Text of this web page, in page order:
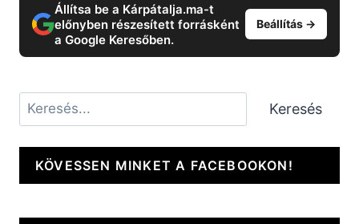
Állítsa be a Kárpátalja.ma-t
előnyben részesített forrásként
a Google Keresőben.
Beállítás →
Keresés Keresés
KÖVESSEN MINKET A FACEBOOKON!